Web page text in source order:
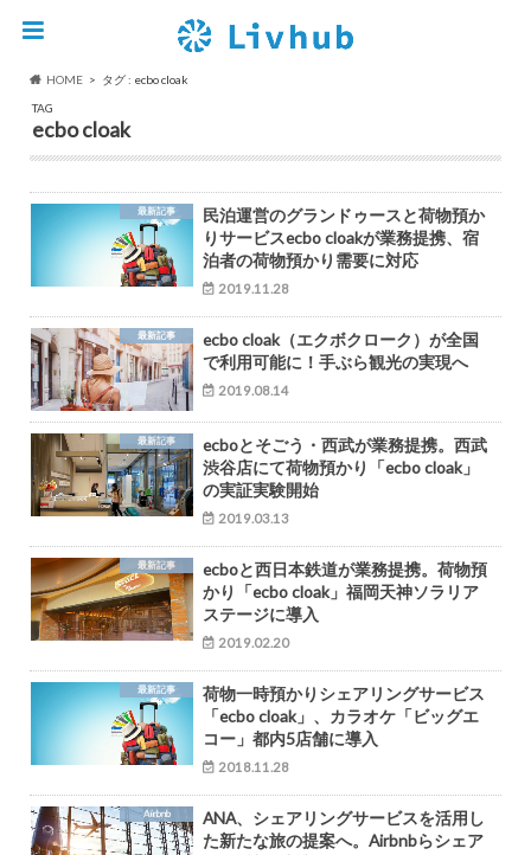
HOME
タグ : ecbo cloak
TAG
ecbo cloak
最新記事
民泊運営のグランドゥースと荷物預か
りサービスecbo cloakが業務提携、宿
泊者の荷物預かり需要に対応
2019.11.28
最新記事
ecbo cloak（エクボクローク）が全国
で利用可能に！手ぶら観光の実現へ
2019.08.14
最新記事
ecboとそごう・西武が業務提携。西武
渋谷店にて荷物預かり「ecbo cloak」
の実証実験開始
2019.03.13
最新記事
ecboと西日本鉄道が業務提携。荷物預
かり「ecbo cloak」福岡天神ソラリア
ステージに導入
2019.02.20
最新記事
荷物一時預かりシェアリングサービス
「ecbo cloak」、カラオケ「ビッグエ
コー」都内5店舗に導入
2018.11.28
Airbnb
ANA、シェアリングサービスを活用し
た新たな旅の提案へ。Airbnbらシェア